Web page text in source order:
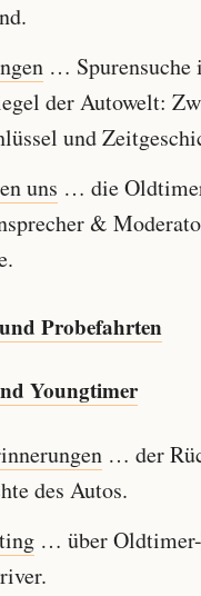
… Spurensuche
der Autowelt:
und
uns … die
&
Probefahrten
Youngtimer
… der
des Autos.
… über Oldtimer-